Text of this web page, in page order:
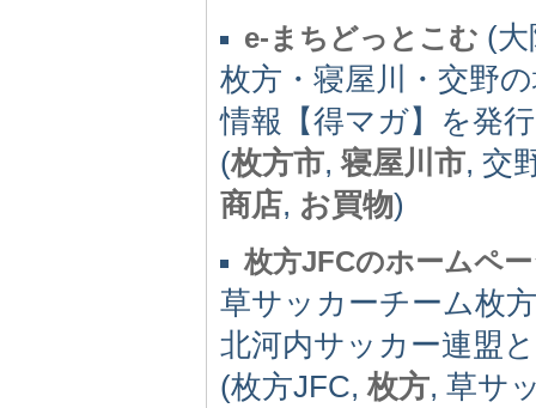
e-まちどっとこむ (
枚方・寝屋川・交野
情報【得マガ】を発
(枚方市,寝屋川市, 交
商店, お買物)
枚方JFCのホームペ
草サッカーチーム枚
北河内サッカー連盟
(枚方JFC,枚方, 草サ